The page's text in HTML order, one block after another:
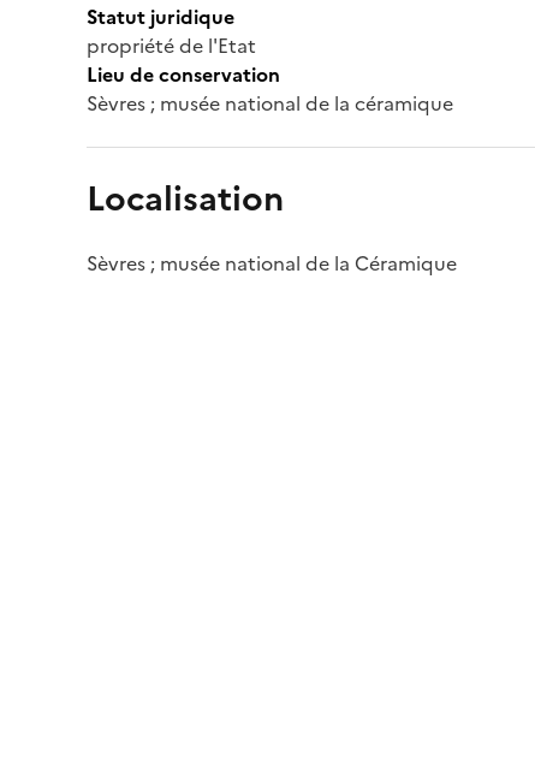
Statut juridique
propriété de l'Etat
Lieu de conservation
Sèvres ; musée national de la céramique
Localisation
Sèvres ; musée national de la Céramique